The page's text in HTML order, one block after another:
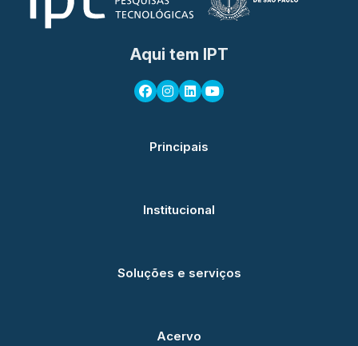
Aqui tem IPT
Principais
Institucional
Soluções e serviços
Acervo